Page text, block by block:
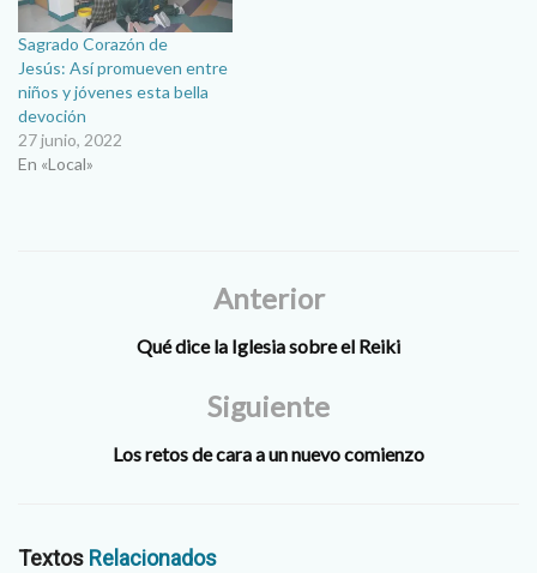
Sagrado Corazón de
Jesús: Así promueven entre
niños y jóvenes esta bella
devoción
27 junio, 2022
En «Local»
Anterior
Qué dice la Iglesia sobre el Reiki
Siguiente
Los retos de cara a un nuevo comienzo
Textos Relacionados